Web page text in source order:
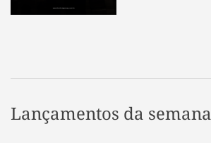
Lançamentos da semana